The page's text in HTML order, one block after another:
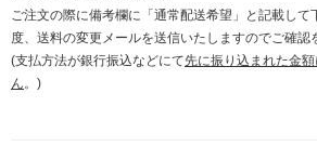
ご注文の際に備考欄に「通常配送希望」と記載して
度、送料の変更メールを送信いたしますのでご確認
(支払方法が銀行振込などにて先に振り込まれた金
ん。)